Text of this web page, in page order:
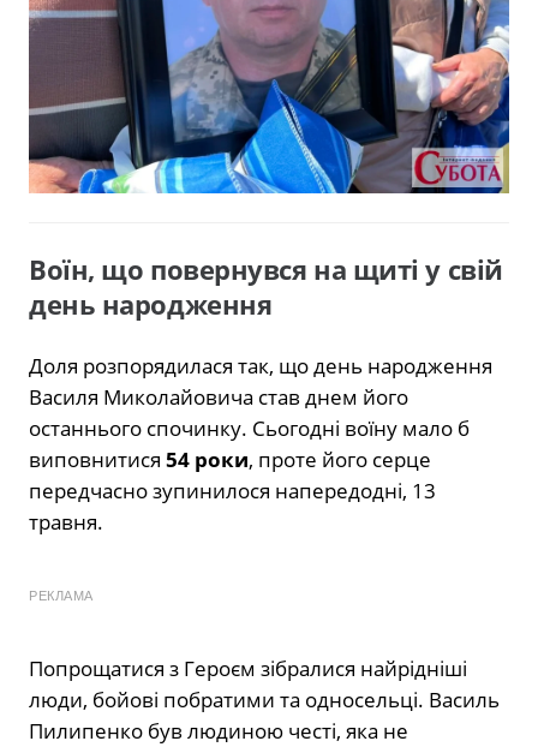
Воїн, що повернувся на щиті у свій
день народження
Доля розпорядилася так, що день народження
Василя Миколайовича став днем його
останнього спочинку. Сьогодні воїну мало б
виповнитися 54 роки, проте його серце
передчасно зупинилося напередодні, 13
травня.
РЕКЛАМА
Попрощатися з Героєм зібралися найрідніші
люди, бойові побратими та односельці. Василь
Пилипенко був людиною честі, яка не